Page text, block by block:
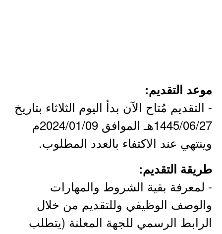
موعد التقديم:
- التقديم مُتاح الآن بدأ اليوم الثلاثاء بتاريخ
1445/06/27هـ الموافق 2024/01/09م
وينتهي عند الاكتفاء بالعدد المطلوب.
طريقة التقديم:
- لمعرفة بقية الشروط والمهارات
والوصف الوظيفي وللتقديم من خلال
الرابط الرسمي للجهة المعلنة (يتطلب